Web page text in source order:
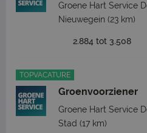
Groene Hart Service
Nieuwegein (23 km)
2.884 tot 3.508
TOPVACATURE
Groenvoorziener
Groene Hart Service
Stad (17 km)